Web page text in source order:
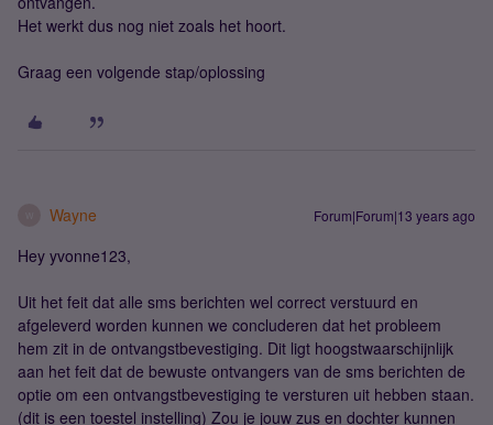
Het werkt dus nog niet zoals het hoort.
Graag een volgende stap/oplossing
Wayne Forum|Forum|13 years ago
Hey yvonne123,
Uit het feit dat alle sms berichten wel correct verstuurd en
afgeleverd worden kunnen we concluderen dat het probleem
hem zit in de ontvangstbevestiging. Dit ligt hoogstwaarschijnlijk
aan het feit dat de bewuste ontvangers van de sms berichten de
optie om een ontvangstbevestiging te versturen uit hebben staan.
(dit is een toestel instelling) Zou je jouw zus en dochter kunnen